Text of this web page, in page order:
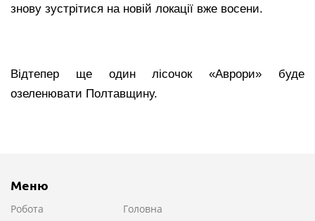
знову зустрітися на новій локації вже восени.
Відтепер ще один лісочок «Аврори» буде
озеленювати Полтавщину.
Меню
Робота
Головна